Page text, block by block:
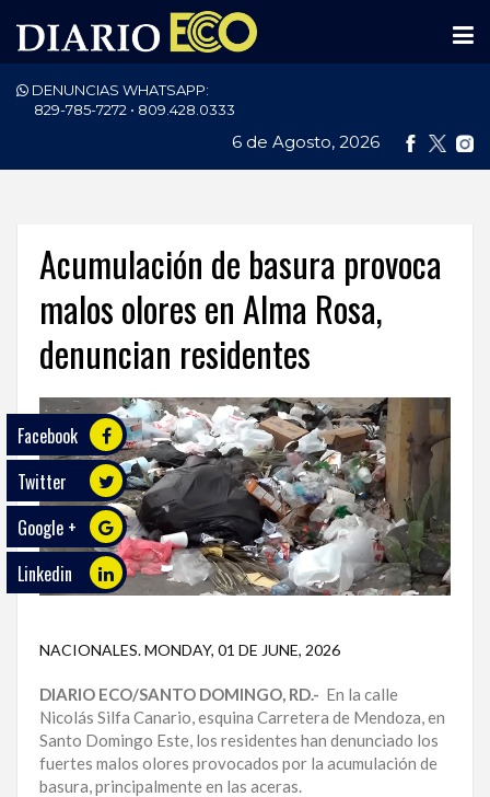
DENUNCIAS WHATSAPP:
829-785-7272 • 809.428.0333
6 de Agosto, 2026
PORTADA
ECONOMÍA
DEPORTES
SALUD
TECNOLOGÍA
ECO
PLAY
INVESTIGACIÓN
PROVINCIAS
DISTRITO
NACIONAL
Acumulación de basura provoca
malos olores en Alma Rosa,
denuncian residentes
Facebook
Twitter
Google +
Linkedin
NACIONALES.MONDAY, 01 DE JUNE, 2026
DIARIO ECO/SANTO DOMINGO, RD.- En la calle
Nicolás Silfa Canario, esquina Carretera de Mendoza, en
Santo Domingo Este, los residentes han denunciado los
fuertes malos olores provocados por la acumulación de
basura, principalmente en las aceras.